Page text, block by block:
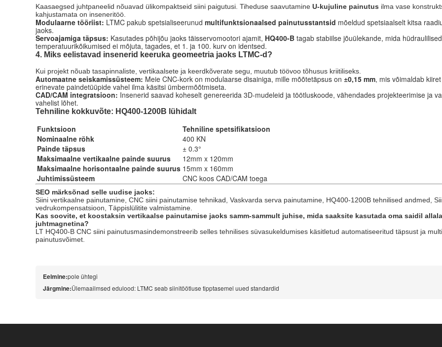
Kaasaegsed juhtpaneelid nõuavad ülikompaktseid siini paigutusi. Tiheduse saavutamine U-kujuline painutus ilma vase
kahjustamata on inseneritöö.
Modulaarne tööriist: LTMC pakub spetsialiseerunud multifunktsionaalsed painutusstantsid mõeldud spetsiaalselt kitsa
jaoks.
Servoajamiga täpsus: Kasutades põhijõu jaoks täisservomootori ajamit, HQ400-B tagab stabiilse jõuülekande, mida hüdraulilised
temperatuurikõikumised ei mõjuta, tagades, et 1. ja 100. kurv on identsed.
4. Miks eelistavad insenerid keeruka geomeetria jaoks LTMC-d?
Kui projekt nõuab tasapinnaliste, vertikaalsete ja keerdkõverate segu, muutub töövoo tõhusus kriitiliseks.
Automaatne seiskamissüsteem: Meie CNC-kork on modulaarse disainiga, mille mõõtetäpsus on ±0,15 mm, mis võimaldab
erinevate paindetüüpide vahel ilma käsitsi ümbermõõtmiseta.
CAD/CAM integratsioon: Insenerid saavad koheselt genereerida 3D-mudeleid ja töötluskoode, vähendades projekteerimise ja
vahelist lõhet.
Tehniline kokkuvõte: HQ400-1200B lühidalt
Funktsioon
Tehniline spetsifikatsioon
Nominaalne rõhk
400 KN
Painde täpsus
± 0.3°
Maksimaalne vertikaalne painde suurus
12mm x 120mm
Maksimaalne horisontaalne painde suurus 15mm x 160mm
Juhtimissüsteem
CNC koos CAD/CAM toega
SEO märksõnad selle uudise jaoks:
Siini vertikaalne painutamine CNC siini painutamise tehnikad Vaskvarda serva painutamine HQ400-1200B tehnilised andmed
vedrukompensatsioon Täppislülitite valmistamine
Kas soovite, et koostaksin vertikaalse painutamise jaoks samm-sammult juhise, mida saaksite kasutada oma saidil
juhtmagnetina?
LT HQ400-B CNC siini painutusmasindemonstreerib selles tehnilises süvasukeldumises käsitletud automatiseeritud täpsust ja
painutusvõimet.
Eelmine:pole ühtegi
Järgmine:Ülemaailmsed edulood: LTMC seab siinitöötluse tipptasemel uued standardid